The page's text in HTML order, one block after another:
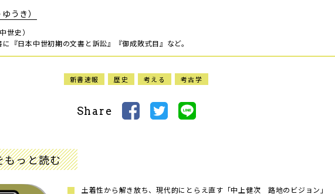
うき）
世史）
『日本中世初期の文書と訴訟』『御成敗式目』など。
新書速報 歴史 考える 考古学
Share
もっと読む
土着性から解き放ち、現代的にとらえ直す「中上健次 路地のビジョン」